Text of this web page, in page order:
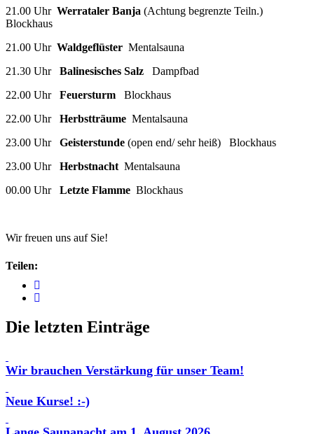
21.00 Uhr Werrataler Banja (Achtung begrenzte Teiln.)
Blockhaus
21.00 UhrWaldgeflüster Mentalsauna
21.30 UhrBalinesisches Salz Dampfbad
22.00 Uhr Feuersturm Blockhaus
22.00 UhrHerbstträume Mentalsauna
23.00 Uhr Geisterstunde (open end/ sehr heiß) Blockhaus
23.00 Uhr Herbstnacht Mentalsauna
00.00 Uhr Letzte Flamme Blockhaus
Wir freuen uns auf Sie!
Teilen:
Die letzten Einträge
Wir brauchen Verstärkung für unser Team!
Neue Kurse! :-)